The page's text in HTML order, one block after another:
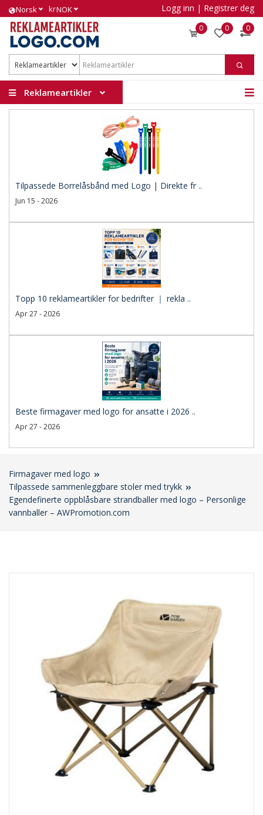
Norsk krNOK Logg inn | Registrer deg
0 0 0
Reklameartikler
Tilpassede Borrelåsbånd med Logo | Direkte fr ..
Jun 15 - 2026
Topp 10 reklameartikler for bedrifter ｜ rekla ..
Apr 27 - 2026
Beste firmagaver med logo for ansatte i 2026 ..
Apr 27 - 2026
Firmagaver med logo
Tilpassede sammenleggbare stoler med trykk
Egendefinerte oppblåsbare strandballer med logo – Personlige
vannballer – AWPromotion.com